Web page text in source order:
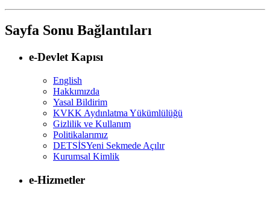
Sayfa Sonu Bağlantıları
e-Devlet Kapısı
English
Hakkımızda
Yasal Bildirim
KVKK Aydınlatma Yükümlülüğü
Gizlilik ve Kullanım
Politikalarımız
DETSİSYeni Sekmede Açılır
Kurumsal Kimlik
e-Hizmetler